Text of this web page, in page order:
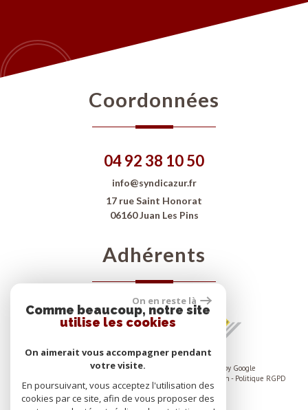
Coordonnées
04 92 38 10 50
info@syndicazur.fr
17 rue Saint Honorat
06160 Juan Les Pins
Adhérents
© 2026 | Tous droits réservés | Traduction powered by Google
Admin - Politique RGPD
Site internet compatible multi-supports,
On en reste là
Comme beaucoup, notre site
utilise les cookies
On aimerait vous accompagner pendant
votre visite.
En poursuivant, vous acceptez l'utilisation des
cookies par ce site, afin de vous proposer des